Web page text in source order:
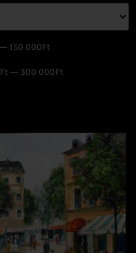
150 000Ft
— 300 000Ft